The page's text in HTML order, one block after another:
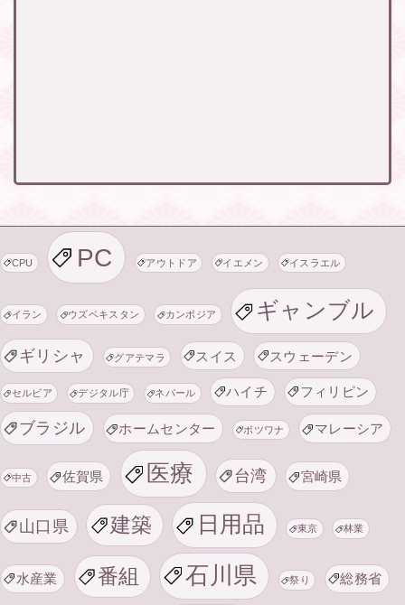
CPU PC アウトドア イエメン イスラエル
イラン ウズベキスタン カンボジア ギャンブル
ギリシャ グアテマラ スイス スウェーデン
セルビア デジタル庁 ネパール ハイチ フィリピン
ブラジル ホームセンター ボツワナ マレーシア
中古 佐賀県 医療 台湾 宮崎県
山口県 建築 日用品 東京 林業
水産業 番組 石川県 祭り 総務省